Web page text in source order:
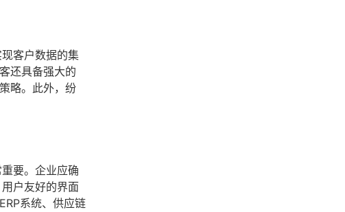
客户数据的集
还具备强大的
略。此外，纷
要。企业应确
户友好的界面
系统、供应链